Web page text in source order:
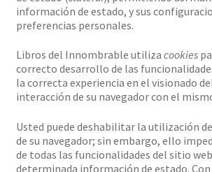
información de estado, y sus
preferencias personales.
Libros del Innombrable utiliza cookies
correcto desarrollo de las
la correcta experiencia en el visionado
interacción de su navegador con el
Usted puede deshabilitar la utilización
de su navegador; sin embargo, ello
de todas las funcionalidades del sitio
determinada información de estado.